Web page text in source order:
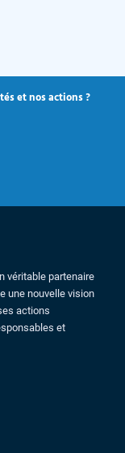
et nos actions ?
véritable partenaire
une nouvelle vision
actions
et